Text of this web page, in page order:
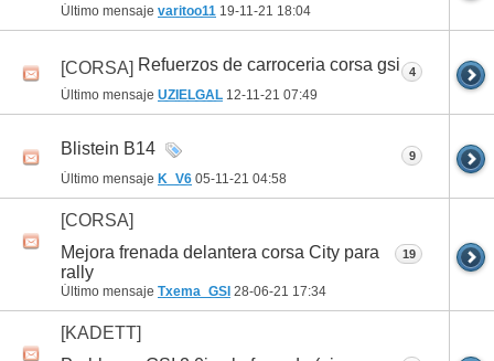
Último mensaje varitoo11 19-11-21 18:04
[CORSA] Refuerzos de carroceria corsa gsi
Último mensaje UZIELGAL 12-11-21 07:49
4
Blistein B14
Último mensaje K_V6 05-11-21 04:58
9
[CORSA]
Mejora frenada delantera corsa City para
rally
Último mensaje Txema_GSI 28-06-21 17:34
19
[KADETT]